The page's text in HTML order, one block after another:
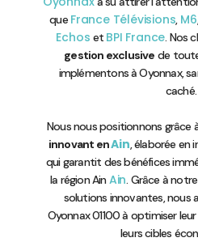
que France Télévisions, M6
Echos et BPI France. Nos
gestion exclusive de
implémentons à Oyonnax,
caché.
Nous nous positionnons grâce
innovant enAin, élaborée en
qui garantit des bénéfices
la région AinAin. Grâce à
solutions innovantes, nous
Oyonnax 01100 à optimiser
leurs cibles